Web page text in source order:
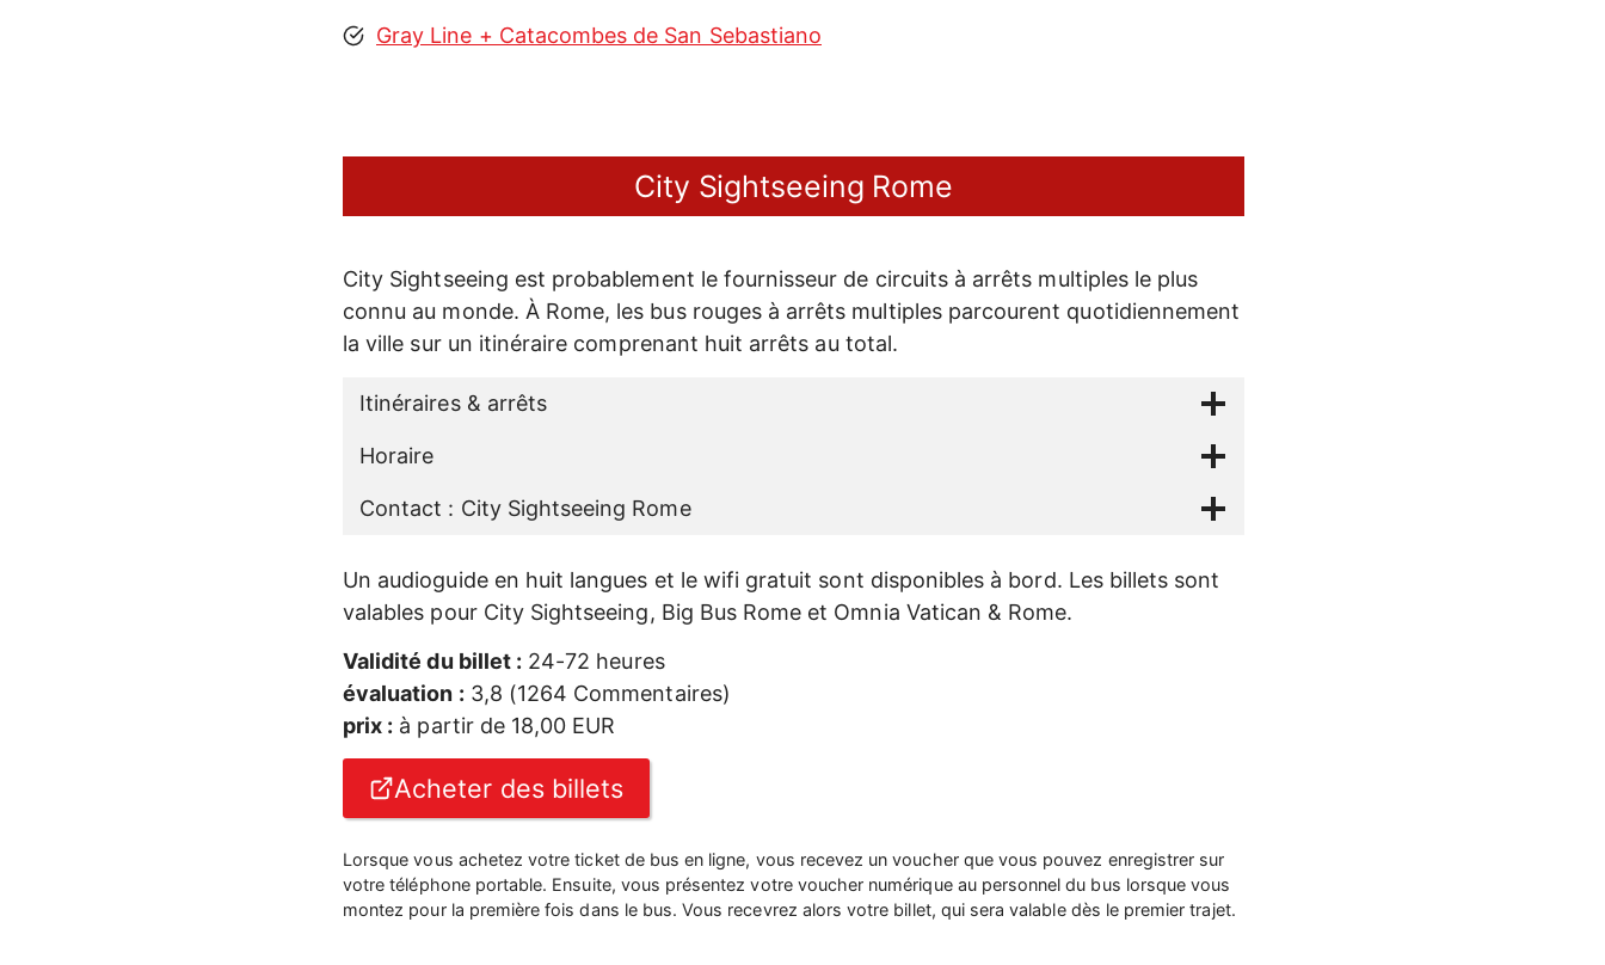
Gray Line + Catacombes de San Sebastiano
City Sightseeing Rome
City Sightseeing est probablement le fournisseur de circuits à arrêts multiples le plus
connu au monde. À Rome, les bus rouges à arrêts multiples parcourent quotidiennement
la ville sur un itinéraire comprenant huit arrêts au total.
Itinéraires & arrêts
Horaire
Contact : City Sightseeing Rome
Un audioguide en huit langues et le wifi gratuit sont disponibles à bord. Les billets sont
valables pour City Sightseeing, Big Bus Rome et Omnia Vatican & Rome.
Validité du billet : 24-72 heures
évaluation : 3,8 (1264 Commentaires)
prix : à partir de 18,00 EUR
Acheter des billets
Lorsque vous achetez votre ticket de bus en ligne, vous recevez un voucher que vous pouvez enregistrer sur
votre téléphone portable. Ensuite, vous présentez votre voucher numérique au personnel du bus lorsque vous
montez pour la première fois dans le bus. Vous recevrez alors votre billet, qui sera valable dès le premier trajet.